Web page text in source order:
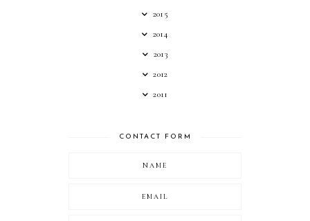
2015
2014
2013
2012
2011
CONTACT FORM